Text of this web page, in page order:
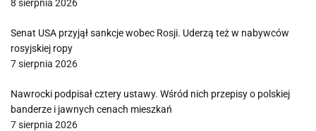
8 sierpnia 2026
Senat USA przyjął sankcje wobec Rosji. Uderzą też w nabywców
rosyjskiej ropy
7 sierpnia 2026
Nawrocki podpisał cztery ustawy. Wśród nich przepisy o polskiej
banderze i jawnych cenach mieszkań
7 sierpnia 2026